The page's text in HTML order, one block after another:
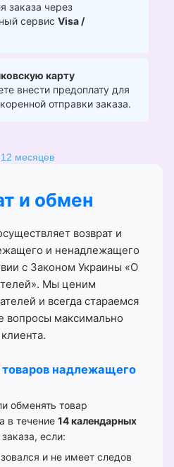
заказа через
сервис Visa /
карту
внести предоплату для
отправки заказа.
12 месяцев
и обмен
возврат и
и ненадлежащего
с Законом Украины «О
Мы ценим
и всегда стараемся
вопросы максимально
товаров надлежащего
обменять товар
в течение 14 календарных
если:
и не имеет следов